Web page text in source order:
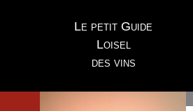
Le petit Guide
Loisel
des vins